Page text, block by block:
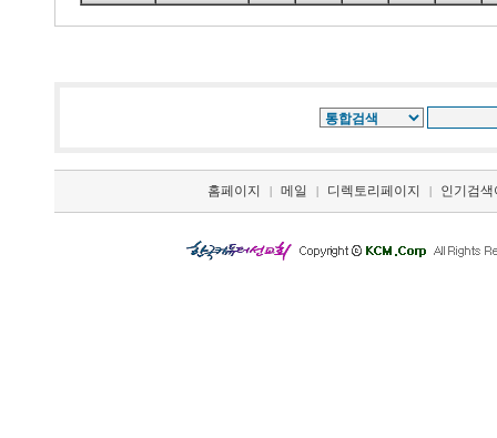
홈페이지 | 메일 | 디렉토리페이지 | 인기검색